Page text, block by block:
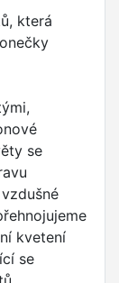
která
se
kvetení
se